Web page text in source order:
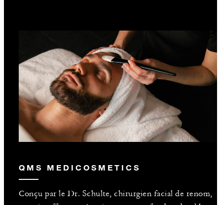
QMS MEDICOSMETICS
Conçu par le Dr. Schulte, chirurgien facial de renom,